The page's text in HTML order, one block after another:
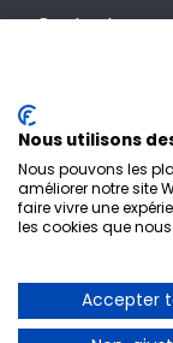
Contactez-
© Meubles
Nous utilisons
Nous pouvons les
améliorer notre site
faire vivre une
les cookies que
Accepter